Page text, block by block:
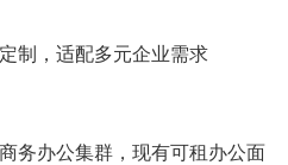
制，适配多元企业需求
务办公集群，现有可租办公面